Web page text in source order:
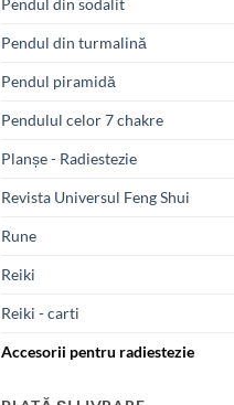
Pendul din sodalit
Pendul din turmalină
Pendul piramidă
Pendulul celor 7 chakre
Planșe - Radiestezie
Revista Universul Feng Shui
Rune
Reiki
Reiki - carti
Accesorii pentru radiestezie